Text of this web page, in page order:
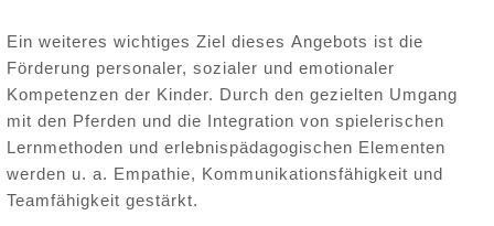
Ein weiteres wichtiges Ziel dieses Angebots ist die
Förderung personaler, sozialer und emotionaler
Kompetenzen der Kinder. Durch den gezielten Umgang
mit den Pferden und die Integration von spielerischen
Lernmethoden und erlebnispädagogischen Elementen
werden u. a. Empathie, Kommunikationsfähigkeit und
Teamfähigkeit gestärkt.